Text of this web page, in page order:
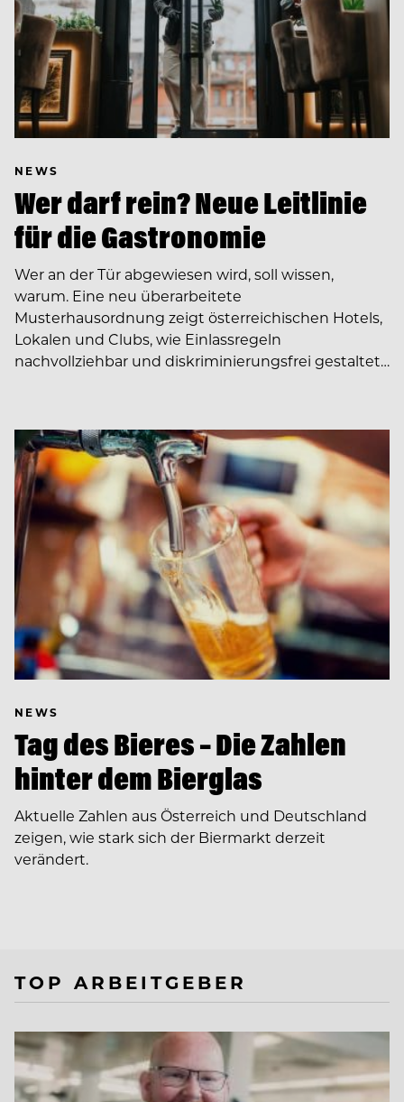
NEWS
Wer darf rein? Neue Leitlinie
für die Gastronomie
Wer an der Tür abgewiesen wird, soll wissen,
warum. Eine neu überarbeitete
Musterhausordnung zeigt österreichischen Hotels,
Lokalen und Clubs, wie Einlassregeln
nachvollziehbar und diskriminierungsfrei gestaltet…
NEWS
Tag des Bieres – Die Zahlen
hinter dem Bierglas
Aktuelle Zahlen aus Österreich und Deutschland
zeigen, wie stark sich der Biermarkt derzeit
verändert.
TOP ARBEITGEBER